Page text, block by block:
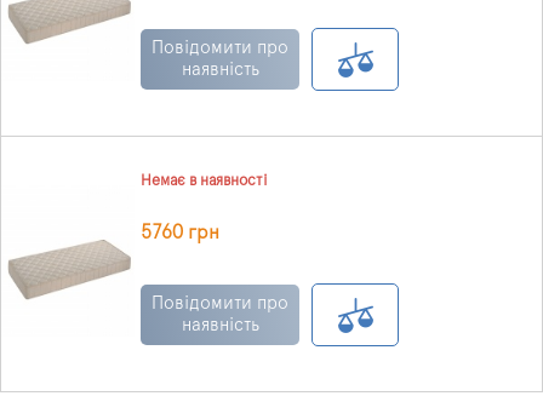
Повідомити про
наявність
Немає в наявності
5760 грн
Повідомити про
наявність